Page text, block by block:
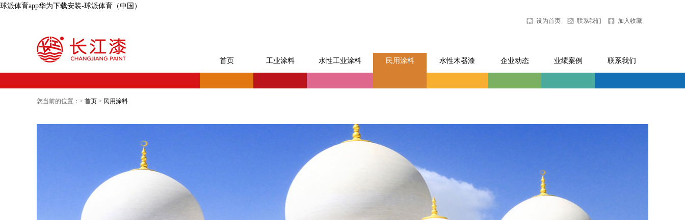
球派体育app华为下载安装-球派体育（中国）
设为首页 联系我们 加入收藏
首页 工业涂料 水性工业涂料 民用涂料 水性木器漆 企业动态 业绩案例 联系我们
您当前的位置：> 首页 > 民用涂料